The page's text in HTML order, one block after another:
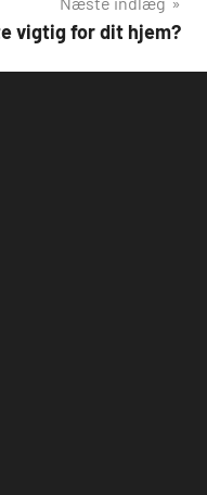
vigtig for dit hjem?